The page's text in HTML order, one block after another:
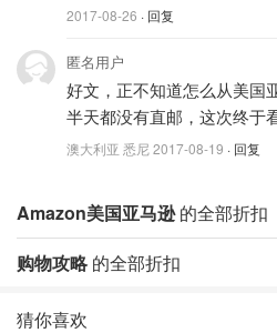
2017-08-26 · 回复
匿名用户
好文，正不知道怎么从美国
半天都没有直邮，这次终于
澳大利亚 悉尼2017-08-19 · 回复
Amazon美国亚马逊的全部折扣
购物攻略的全部折扣
猜你喜欢